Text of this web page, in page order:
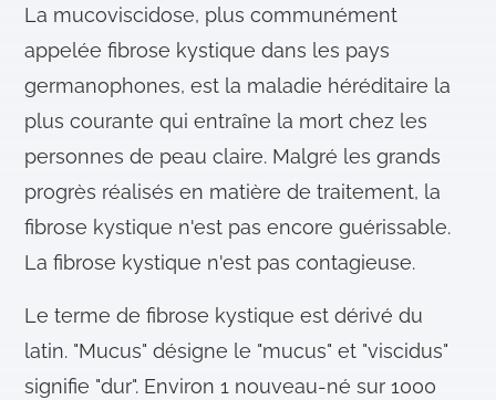
La mucoviscidose, plus communément
appelée fibrose kystique dans les pays
germanophones, est la maladie héréditaire la
plus courante qui entraîne la mort chez les
personnes de peau claire. Malgré les grands
progrès réalisés en matière de traitement, la
fibrose kystique n'est pas encore guérissable.
La fibrose kystique n'est pas contagieuse.
Le terme de fibrose kystique est dérivé du
latin. "Mucus" désigne le "mucus" et "viscidus"
signifie "dur". Environ 1 nouveau-né sur 1000